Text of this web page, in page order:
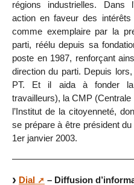
régions industrielles. Dans
action en faveur des
comme exemplaire par la
parti, réélu depuis sa
poste en 1987, renforçant
direction du parti. Depuis
PT. Et il aida à fonder la
travailleurs), la CMP
l’Institut de la citoyenneté,
se prépare à être président
1er janvier 2003.
Dial
– Diffusion